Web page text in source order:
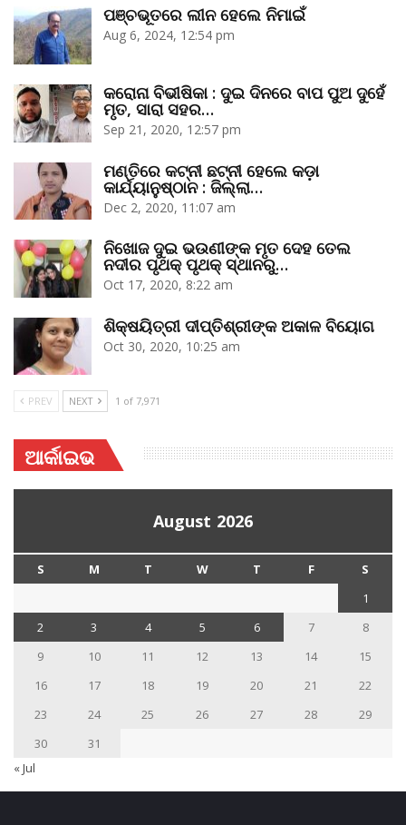
ପଞ୍ଚଭୂତରେ ଲୀନ ହେଲେ ନିମାଇଁ
Aug 6, 2024, 12:54 pm
କରୋନା ବିଭୀଷିକା : ଦୁଇ ଦିନରେ ବାପ ପୁଅ ଦୁହେଁ
ମୃତ, ସାରା ସହର…
Sep 21, 2020, 12:57 pm
ମଣ୍ତିରେ କଟ୍‌ନୀ ଛଟ୍‌ନୀ ହେଲେ କଡ଼ା
କାର୍ଯ୍ୟାନୁଷ୍ଠାନ : ଜିଲ୍ଲା…
Dec 2, 2020, 11:07 am
ନିଖୋଜ ଦୁଇ ଭଉଣୀଙ୍କ ମୃତ ଦେହ ତେଲ
ନଦୀର ପୃଥକ୍‌ ପୃଥକ୍‌ ସ୍ଥାନରୁ…
Oct 17, 2020, 8:22 am
ଶିକ୍ଷୟିତ୍ରୀ ଦୀପ୍ତିଶ୍ରୀଙ୍କ ଅକାଳ ବିୟୋଗ
Oct 30, 2020, 10:25 am
PREV NEXT 1 of 7,971
ଆର୍କାଇଭ
August 2026
S M T W T F
S
1
2
3 4 5 6 7
8
9
10 11 12 13 14
15
16
17 18 19 20 21
22
23
24 25 26 27 28
29
30
31
« Jul